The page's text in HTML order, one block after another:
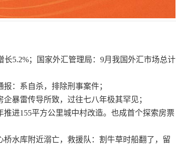
长5.2%；国家外汇管理局：9月我国外汇市场总计
：系自杀，排除刑事案件；
暴雷传导所致，过往七八年极其罕见；
推进155平方公里城中村改造。也成首个探索房票
水库附近溺亡，救援队：割牛草时船翻了，留